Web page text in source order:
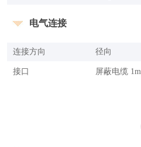
电气连接
连接方向 径向
接口 屏蔽电缆 1m